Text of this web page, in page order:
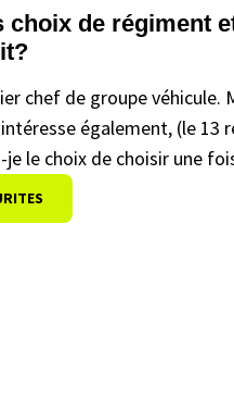
de régiment
chef de groupe véhicule.
également, (le 13
le choix de choisir une